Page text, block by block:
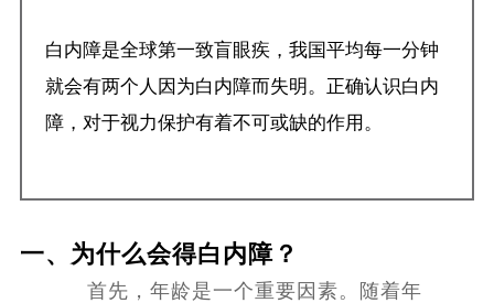
白内障是全球第一致盲眼疾，我国平均每一分钟
就会有两个人因为白内障而失明。正确认识白内
障，对于视力保护有着不可或缺的作用。
一、为什么会得白内障？
首先，年龄是一个重要因素。随着年